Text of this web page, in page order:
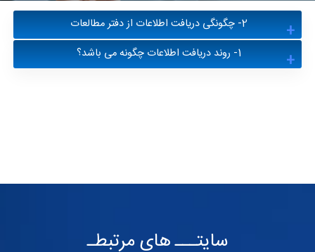
2- چگونگی دریافت اطلاعات از دفتر مطالعات
از طریق سی دی یا فلش . از طریق پست الکترونیکی وشبکه
های اجتماعی مقدور نمی باشد
1- روند دریافت اطلاعات چگونه می باشد؟
سایتـــ های مرتبطـ